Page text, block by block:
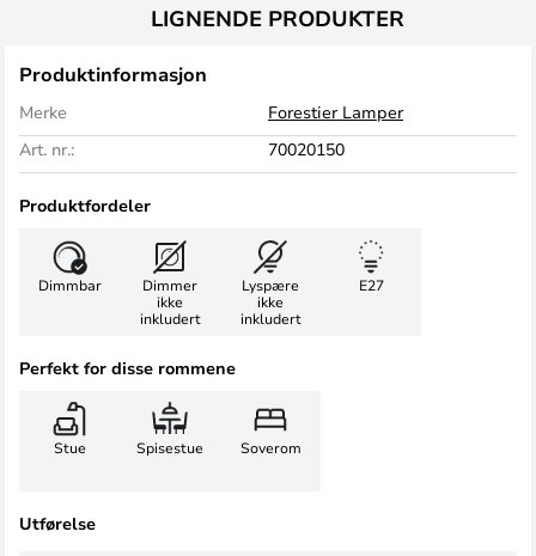
LIGNENDE PRODUKTER
Produktinformasjon
Merke
Forestier Lamper
Art. nr.:
70020150
Produktfordeler
Dimmbar
Dimmer
ikke
inkludert
Lyspære
ikke
inkludert
E27
Perfekt for disse rommene
Stue Spisestue Soverom
Utførelse